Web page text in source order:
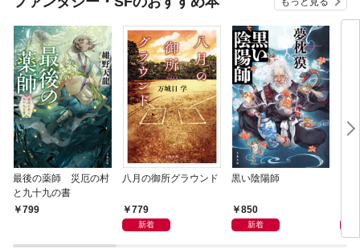
最後の薬師 災厄の村
と九十九の書
799
八月の御所グラウンド
779
新着
黒い陰陽師
850
新着